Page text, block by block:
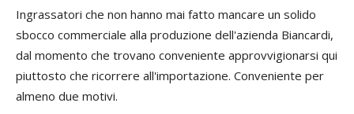
Ingrassatori che non hanno mai fatto mancare un solido
sbocco commerciale alla produzione dell'azienda Biancardi,
dal momento che trovano conveniente approvvigionarsi qui
piuttosto che ricorrere all'importazione. Conveniente per
almeno due motivi.